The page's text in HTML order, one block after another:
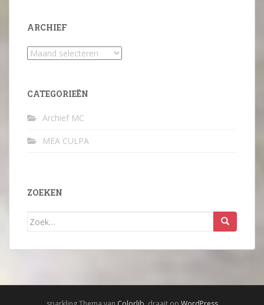
ARCHIEF
Archief
CATEGORIEËN
Archief MC
MEA CULPA
ZOEKEN
Zoek